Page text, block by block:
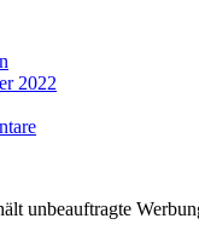
2022
unbeauftragte